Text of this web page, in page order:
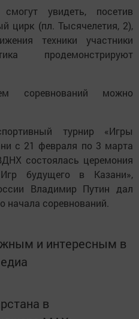
увидеть, посетив
цирк (пл. Тысячелетия, 2),
техники участники
продемонстрируют
соревнований можно
турнир «Игры
с 21 февраля по 3 марта
состоялась церемония
будущего в Казани»,
Владимир Путин дал
начала соревнований.
и интересным в
в